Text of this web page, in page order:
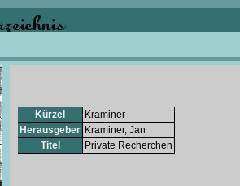
Kürzel
Kraminer
Herausgeber Kraminer, Jan
Titel
Private Recherchen